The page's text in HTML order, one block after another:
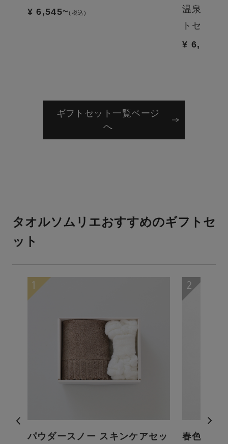
¥ 6,545~(税込)
温泉好き
トセット
¥ 6,985
ギフトセット一覧ページ
へ
タオルソムリエおすすめのギフトセ
ット
パウダースノー スキンケアセッ 春色のス